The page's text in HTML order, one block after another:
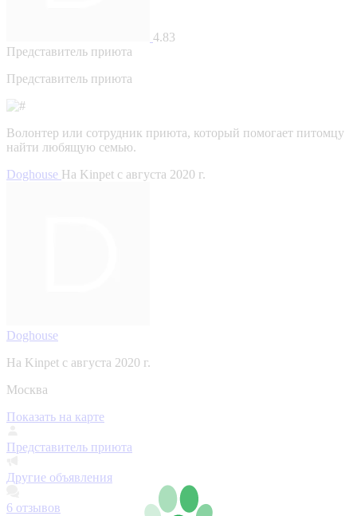
4.83
Представитель приюта
Представитель приюта
Волонтер или сотрудник приюта, который помогает питомцу
найти любящую семью.
Doghouse На Kinpet c августа 2020 г.
Doghouse
На Kinpet c августа 2020 г.
Москва
Показать на карте
Представитель приюта
Другие объявления
6 отзывов